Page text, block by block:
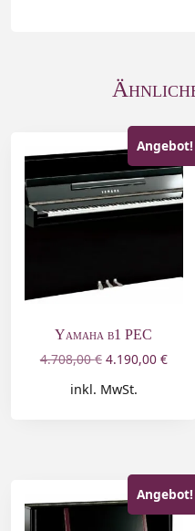
Angebot!
Yamaha b1 PEC
4.708,00€ 4.190,00 €
inkl. MwSt.
Angebot!